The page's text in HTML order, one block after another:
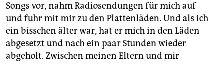
Songs vor, nahm Radiosendungen für mich auf
und fuhr mit mir zu den Plattenläden. Und als ich
ein bisschen älter war, hat er mich in den Läden
abgesetzt und nach ein paar Stunden wieder
abgeholt. Zwischen meinen Eltern und mir